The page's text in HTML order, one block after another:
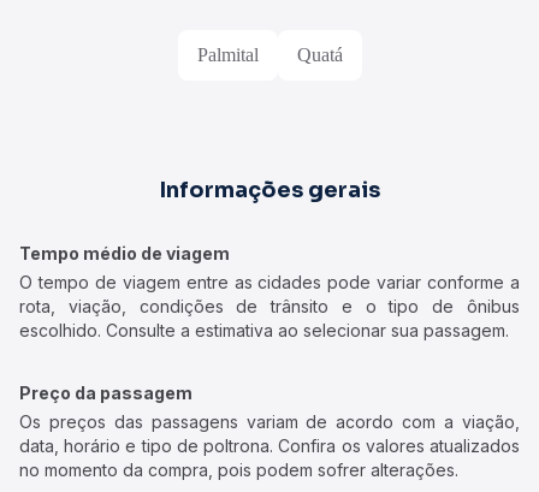
Palmital Quatá
Informações gerais
Tempo médio de viagem
O tempo de viagem entre as cidades pode variar conforme a
rota, viação, condições de trânsito e o tipo de ônibus
escolhido. Consulte a estimativa ao selecionar sua passagem.
Preço da passagem
Os preços das passagens variam de acordo com a viação,
data, horário e tipo de poltrona. Confira os valores atualizados
no momento da compra, pois podem sofrer alterações.